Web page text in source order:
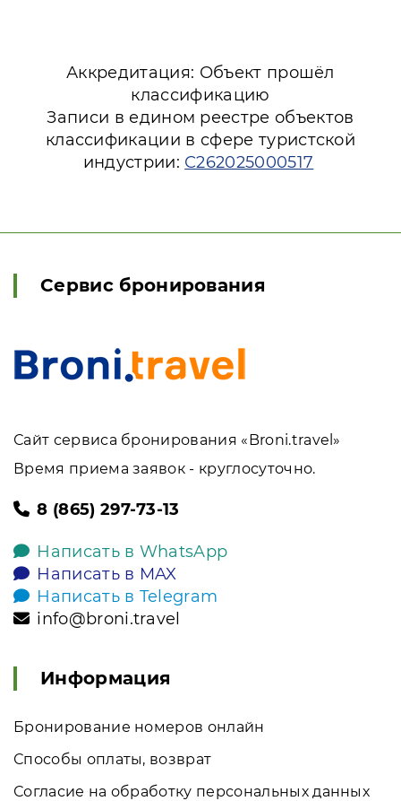
Аккредитация: Объект прошёл
классификацию
Записи в едином реестре объектов
классификации в сфере туристской
индустрии: С262025000517
Сервис бронирования
Сайт сервиса бронирования «Broni.travel»
Время приема заявок - круглосуточно.
8 (865) 297-73-13
Написать в WhatsApp
Написать в MAX
Написать в Telegram
info@broni.travel
Информация
Бронирование номеров онлайн
Способы оплаты, возврат
Согласие на обработку персональных данных